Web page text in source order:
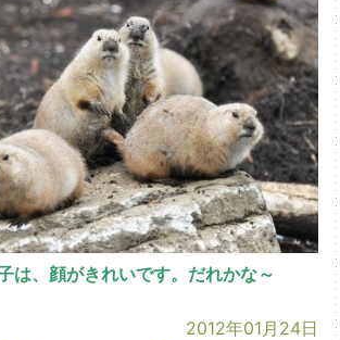
は、顔がきれいです。だれかな～
2012年01月24日